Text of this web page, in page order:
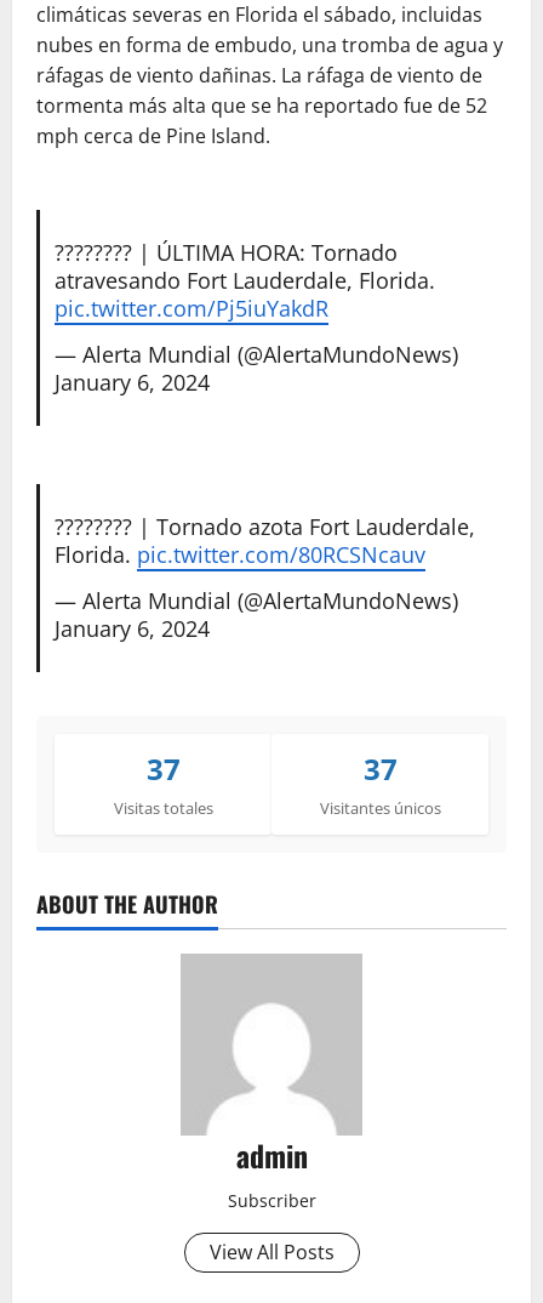
climáticas severas en Florida el sábado, incluidas
nubes en forma de embudo, una tromba de agua y
ráfagas de viento dañinas. La ráfaga de viento de
tormenta más alta que se ha reportado fue de 52
mph cerca de Pine Island.
???????? | ÚLTIMA HORA: Tornado
atravesando Fort Lauderdale, Florida.
pic.twitter.com/Pj5iuYakdR
— Alerta Mundial (@AlertaMundoNews)
January 6, 2024
???????? | Tornado azota Fort Lauderdale,
Florida. pic.twitter.com/80RCSNcauv
— Alerta Mundial (@AlertaMundoNews)
January 6, 2024
37
Visitas totales
37
Visitantes únicos
ABOUT THE AUTHOR
admin
Subscriber
View All Posts